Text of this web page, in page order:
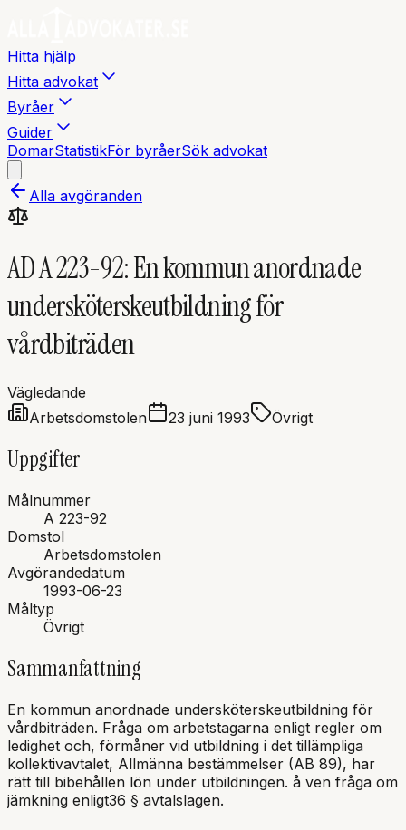
Hitta hjälp
Hitta advokat
Byråer
Guider
DomarStatistikFör byråerSök advokat
Alla avgöranden
AD A 223-92: En kommun anordnade
undersköterskeutbildning för
vårdbiträden
Vägledande
Arbetsdomstolen
23 juni 1993 Övrigt
Uppgifter
Målnummer
A 223-92
Domstol
Arbetsdomstolen
Avgörandedatum
1993-06-23
Måltyp
Övrigt
Sammanfattning
En kommun anordnade undersköterskeutbildning för
vårdbiträden. Fråga om arbetstagarna enligt regler om
ledighet och, förmåner vid utbildning i det tillämpliga
kollektivavtalet, Allmänna bestämmelser (AB 89), har
rätt till bibehållen lön under utbildningen. å ven fråga om
jämkning enligt36 § avtalslagen.